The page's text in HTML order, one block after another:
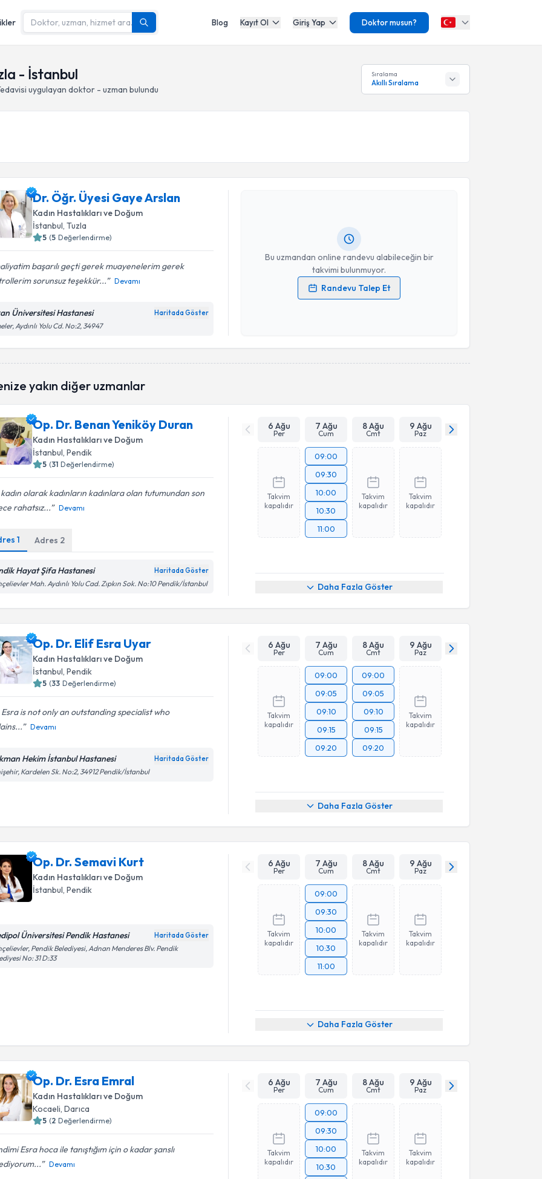
Blog Kayıt Ol Giriş Yap Doktor musun?
- İstanbul
uygulayan doktor - uzman bulundu
Sıralama
Akıllı Sıralama
Dr. Öğr. Üyesi Gaye Arslan
Kadın Hastalıkları ve Doğum
İstanbul, Tuzla
5 (5 Değerlendirme)
başarılı geçti gerek muayenelerim gerek
sorunsuz teşekkür...
Devamı
Üniversitesi Hastanesi Haritada Göster
Aydınlı Yolu Cd. No:2, 34947
Bu uzmandan online randevu alabileceğin bir
takvimi bulunmuyor.
Randevu Talep Et
Dr. Öğr. Üyesi Gaye Arslan
Kişisel verilerimin işlenmesine ilişkinAydınlatma Metni
Takvim Talebini Gönder
yakın diğer uzmanlar
Op. Dr. Benan Yeniköy Duran
Kadın Hastalıkları ve Doğum
İstanbul, Pendik
5 (31 Değerlendirme)
olarak kadınların kadınlara olan tutumundan son
rahatsız...
Devamı
1 Adres 2
Hayat Şifa Hastanesi Haritada Göster
Mah. Aydınlı Yolu Cad. Zıpkın Sok. No:10 Pendik/İstanbul
6 Ağu
Per
7 Ağu
Cum
8 Ağu
Cmt
9 Ağu
Paz
Takvim
kapalıdır
09:00
09:30
10:00
10:30
11:00
Takvim
kapalıdır
Takvim
kapalıdır
Daha Fazla Göster
Op. Dr. Elif Esra Uyar
Kadın Hastalıkları ve Doğum
İstanbul , Pendik
5 (33 Değerlendirme)
is not only an outstanding specialist who
Devamı
Hekim İstanbul Hastanesi Haritada Göster
Kardelen Sk. No:2, 34912 Pendik/İstanbul
6 Ağu
Per
7 Ağu
Cum
8 Ağu
Cmt
9 Ağu
Paz
Takvim
kapalıdır
09:00
09:05
09:10
09:15
09:20
09:00
09:05
09:10
09:15
09:20
Takvim
kapalıdır
Daha Fazla Göster
Op. Dr. Semavi Kurt
Kadın Hastalıkları ve Doğum
İstanbul, Pendik
Üniversitesi Pendik Hastanesi Haritada Göster
Pendik Belediyesi, Adnan Menderes Blv. Pendik
No: 31 D:33
6 Ağu
Per
7 Ağu
Cum
8 Ağu
Cmt
9 Ağu
Paz
Takvim
kapalıdır
09:00
09:30
10:00
10:30
11:00
Takvim
kapalıdır
Takvim
kapalıdır
Daha Fazla Göster
Op. Dr. Esra Emral
Kadın Hastalıkları ve Doğum
Kocaeli , Darıca
5 (2 Değerlendirme)
Esra hoca ile tanıştığım için o kadar şanslı
Devamı
6 Ağu
Per
7 Ağu
Cum
8 Ağu
Cmt
9 Ağu
Paz
Takvim
kapalıdır
09:00
09:30
10:00
10:30
Takvim
kapalıdır
Takvim
kapalıdır